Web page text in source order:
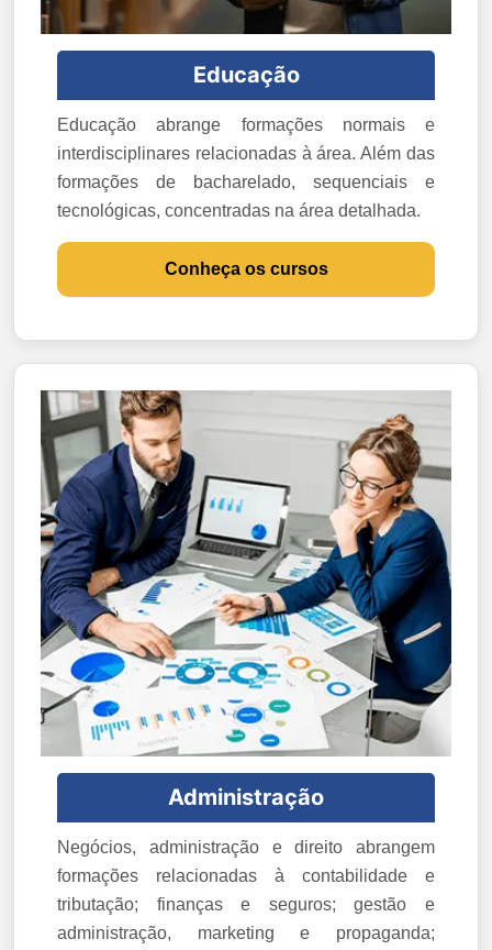
Educação
Educação abrange formações normais e
interdisciplinares relacionadas à área. Além das
formações de bacharelado, sequenciais e
tecnológicas, concentradas na área detalhada.
Conheça os cursos
Administração
Negócios, administração e direito abrangem
formações relacionadas à contabilidade e
tributação; finanças e seguros; gestão e
administração, marketing e propaganda;